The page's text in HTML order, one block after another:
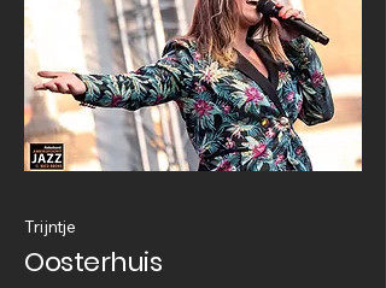
Trijntje
Oosterhuis